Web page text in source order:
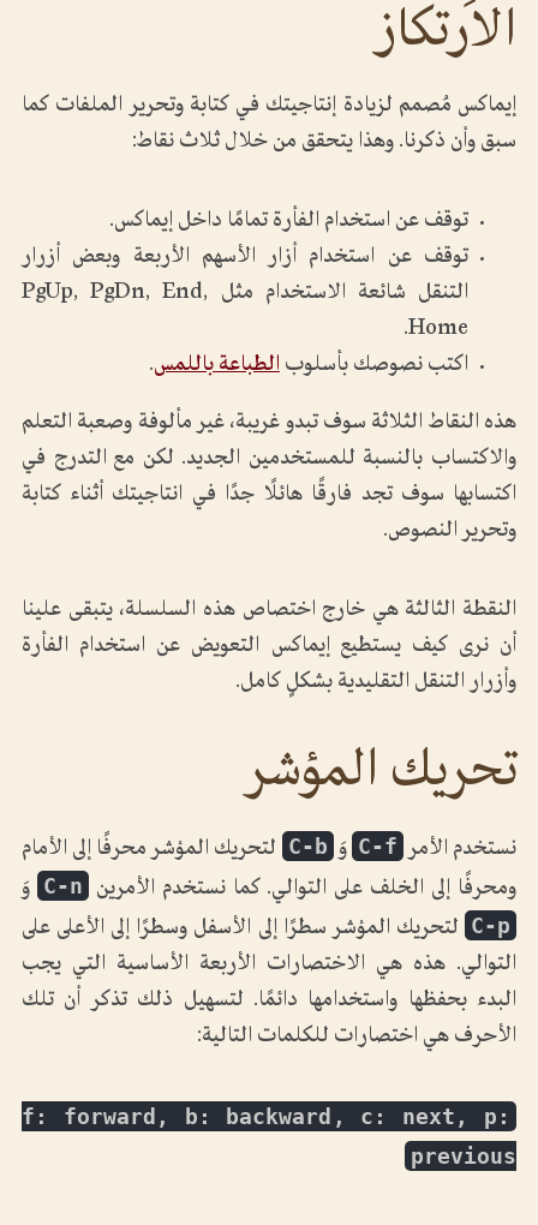
الارتكاز
إيماكس مُصمم لزيادة إنتاجيتك في كتابة وتحرير الملفات كما
سبق وأن ذكرنا. وهذا يتحقق من خلال ثلاث نقاط:
توقف عن استخدام الفأرة تمامًا داخل إيماكس.
توقف عن استخدام أزار الأسهم الأربعة وبعض أزرار
التنقل شائعة الاستخدام مثل PgUp, PgDn, End,
Home.
اكتب نصوصك بأسلوب الطباعة باللمس.
هذه النقاط الثلاثة سوف تبدو غريبة، غير مألوفة وصعبة التعلم
والاكتساب بالنسبة للمستخدمين الجديد. لكن مع التدرج في
اكتسابها سوف تجد فارقًا هائلًا جدًا في انتاجيتك أثناء كتابة
وتحرير النصوص.
النقطة الثالثة هي خارج اختصاص هذه السلسلة، يتبقى علينا
أن نرى كيف يستطيع إيماكس التعويض عن استخدام الفأرة
وأزرار التنقل التقليدية بشكلٍ كامل.
تحريك المؤشر
نستخدم الأمر C-f وَ C-b لتحريك المؤشر محرفًا إلى الأمام
ومحرفًا إلى الخلف على التوالي. كما نستخدم الأمرين C-n وَ
C-p لتحريك المؤشر سطرًا إلى الأسفل وسطرًا إلى الأعلى على
التوالي. هذه هي الاختصارات الأربعة الأساسية التي يجب
البدء بحفظها واستخدامها دائمًا. لتسهيل ذلك تذكر أن تلك
الأحرف هي اختصارات للكلمات التالية:
f: forward, b: backward, c: next, p:
previous